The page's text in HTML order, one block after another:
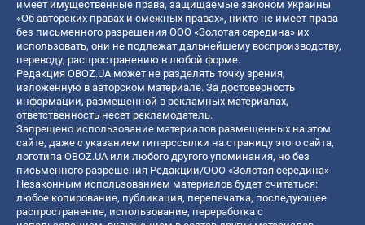
имеет имущественные права, защищаемые законом Украины
«Об авторских правах и смежных правах», никто не имеет права
без письменного разрешения ООО «Золотая середина» их
использовать, они не подлежат дальнейшему воспроизводству,
переводу, распространению в любой форме.
Редакция OBOZ.UA может не разделять точку зрения,
изложенную в авторском материале. За достоверность
информации, размещенной в рекламных материалах,
ответственность несет рекламодатель.
Запрещено использование материалов размещенных на этом
сайте, даже с указанием гиперссылки на страницу этого сайта,
логотипа OBOZ.UA или любого другого упоминания, но без
письменного разрешения Редакции/ООО «Золотая середина»
Незаконным использованием материалов будет считаться:
любое копирование, публикация, перепечатка, последующее
распространение, использование, переработка с